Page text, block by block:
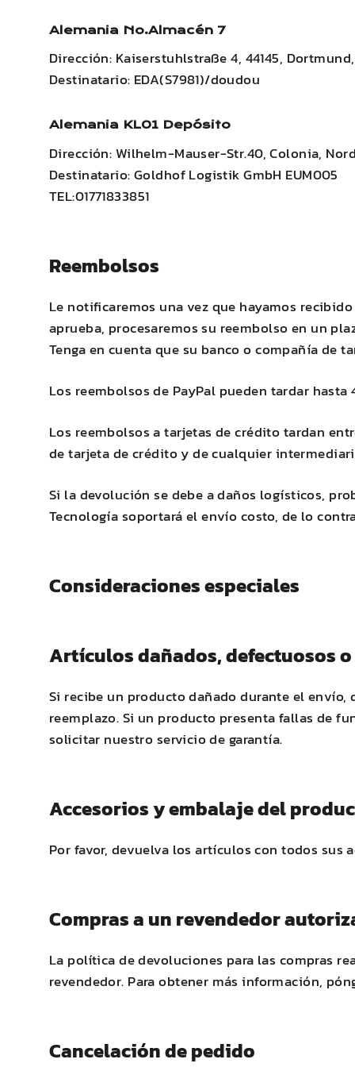
Alemania No.Almacén 7
Dirección: Kaiserstuhlstraße 4, 44145,
Destinatario: EDA(S7981)/doudou
Alemania KL01 Depósito
Dirección: Wilhelm-Mauser-Str.40, Colonia,
Destinatario: Goldhof Logistik GmbH EUM005
TEL:01771833851
Reembolsos
Le notificaremos una vez que hayamos
aprueba, procesaremos su reembolso en un
Tenga en cuenta que su banco o compañía de
Los reembolsos de PayPal pueden tardar
Los reembolsos a tarjetas de crédito tardan
de tarjeta de crédito y de cualquier
Si la devolución se debe a daños logísticos,
Tecnología soportará el envío costo, de lo
Consideraciones especiales
Artículos dañados, defectuosos
Si recibe un producto dañado durante el
reemplazo. Si un producto presenta fallas de
solicitar nuestro servicio de garantía.
Accesorios y embalaje del
Por favor, devuelva los artículos con todos
Compras a un revendedor
La política de devoluciones para las compras
revendedor. Para obtener más información,
Cancelación de pedido